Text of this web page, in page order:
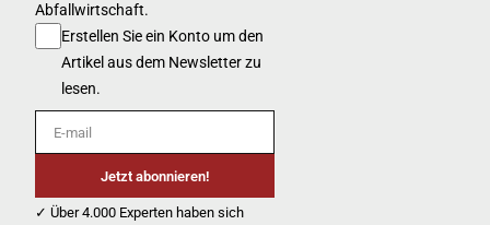
Abfallwirtschaft.
Erstellen Sie ein Konto um den
Artikel aus dem Newsletter zu
lesen.
E-mail
Jetzt abonnieren!
✓ Über 4.000 Experten haben sich